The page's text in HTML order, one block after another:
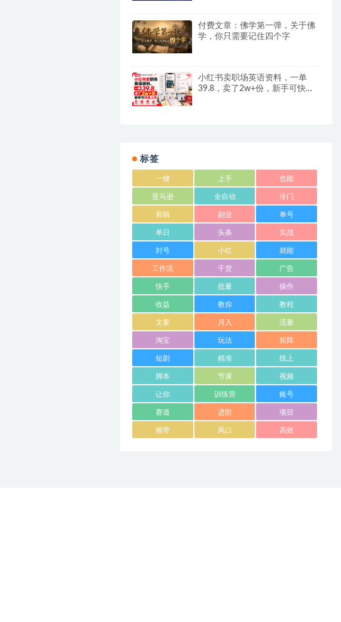
付费文章：佛学第一弹，关于佛
学，你只需要记住四个字
小红书卖职场英语资料，一单
39.8，卖了2w+份，新手可快速
标签
一键 上手 也能
亚马逊 全自动 冷门
剪辑 副业 单号
单日 头条 实战
封号 小红 就能
工作流 干货 广告
快手 批量 操作
收益 教你 教程
文案 月入 流量
淘宝 玩法 矩阵
短剧 精准 线上
脚本 节课 视频
让你 训练营 账号
赛道 进阶 项目
频带 风口 高效